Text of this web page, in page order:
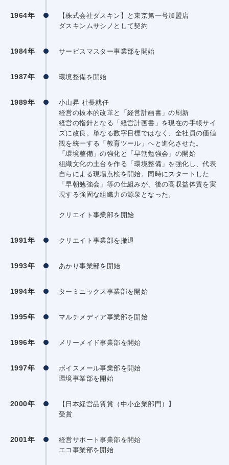
1964年
【株式会社ダスキン】と東京第一号加盟店
ダスキンムサシノとして契約
1984年 サービスマスター事業部を開始
1987年 環境整備を開始
1989年
小山昇 社長就任
経営の抜本的改革と「経営計画書」の刷新
経営の指針となる「経営計画書」を現在の手帳サイ
ズに改良。単なる数字目標ではなく、全社員の価値
観を統一する「教育ツール」へと進化させた。
「環境整備」の強化と「早朝勉強会」の開始
組織文化の土台を作る「環境整備」を強化し、代表
自らによる現場点検を開始。同時にスタートした
「早朝勉強会」等の仕組みが、後の高収益体質を実
現する強固な組織力の源泉となった。
クリエイト事業部を開始
1991年 クリエイト事業部を撤退
1993年 あかり事業部を開始
1994年 ターミニックス事業部を開始
1995年 マルチメディア事業部を開始
1996年 メリーメイド事業部を開始
1997年
ボイスメール事業部を開始
環境事業部を開始
2000年
【日本経営品質賞（中小企業部門）】
受賞
2001年
経営サポート事業部を開始
エコ事業部を開始